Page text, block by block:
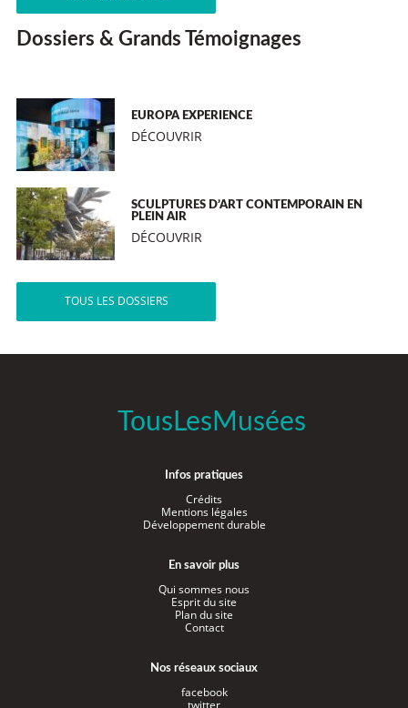
Dossiers & Grands Témoignages
EUROPA EXPERIENCE
DÉCOUVRIR
SCULPTURES D’ART CONTEMPORAIN EN
PLEIN AIR
DÉCOUVRIR
TOUS LES DOSSIERS
TousLesMusées
Infos pratiques
Crédits
Mentions légales
Développement durable
En savoir plus
Qui sommes nous
Esprit du site
Plan du site
Contact
Nos réseaux sociaux
facebook
twitter